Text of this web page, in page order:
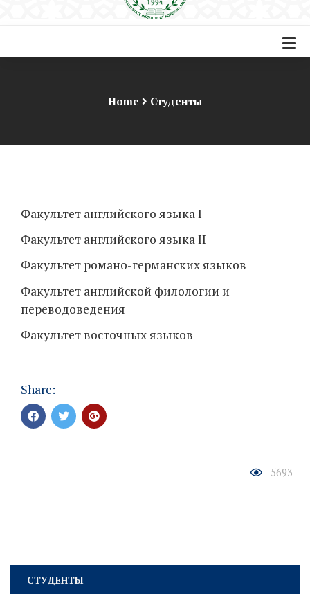
Home Студенты
Факультет английского языка I
Факультет английского языка II
Факультет романо-германских языков
Факультет английской филологии и
переводоведения
Факультет восточных языков
Share:
5693
СТУДЕНТЫ